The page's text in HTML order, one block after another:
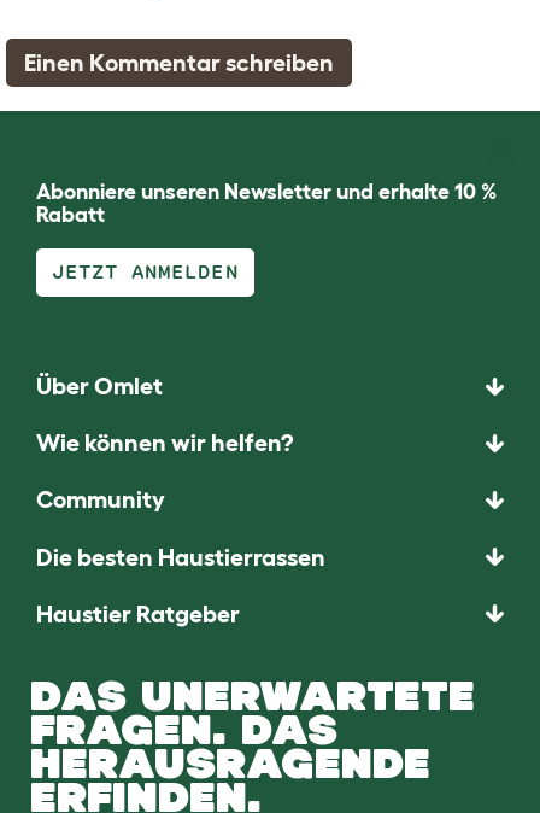
Einen Kommentar schreiben
Abonniere unseren Newsletter und erhalte 10 %
Rabatt
JETZT ANMELDEN
Über Omlet
Wie können wir helfen?
Community
Die besten Haustierrassen
Haustier Ratgeber
DAS UNERWARTETE
FRAGEN. DAS
HERAUSRAGENDE
ERFINDEN.